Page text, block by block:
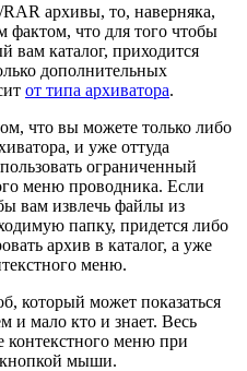
архивы, то, наверняка,
фактом, что для того чтобы
вам каталог, приходится
дополнительных
от типа архиватора.
что вы можете только либо
и уже оттуда
ограниченный
меню проводника. Если
вам извлечь файлы из
папку, придется либо
архив в каталог, а уже
меню.
который может показаться
и мало кто и знает. Весь
контекстного меню при
кнопкой мыши.